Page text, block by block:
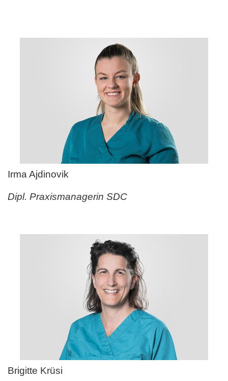
Irma Ajdinovik
Dipl. Praxismanagerin SDC
Brigitte Krüsi